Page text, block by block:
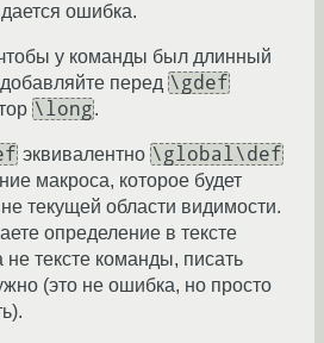
ошибка.
у команды был длинный
перед \gdef
\long.
эквивалентно \global\def
макроса, которое будет
текущей области видимости.
определение в тексте
не тексте команды, писать
(это не ошибка, но просто